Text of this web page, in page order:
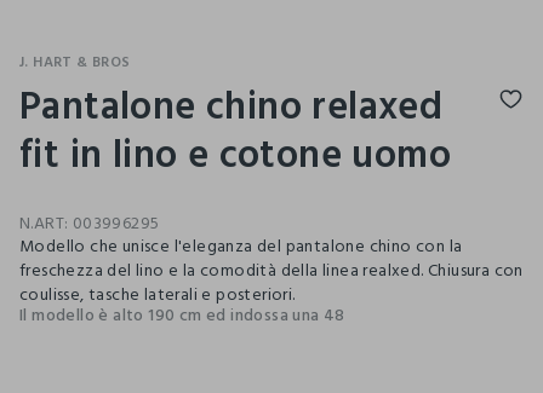
J. HART & BROS
Pantalone chino relaxed
fit in lino e cotone uomo
N.ART: 003996295
Modello che unisce l'eleganza del pantalone chino con la
freschezza del lino e la comodità della linea realxed. Chiusura con
coulisse, tasche laterali e posteriori.
Il modello è alto 190 cm ed indossa una 48